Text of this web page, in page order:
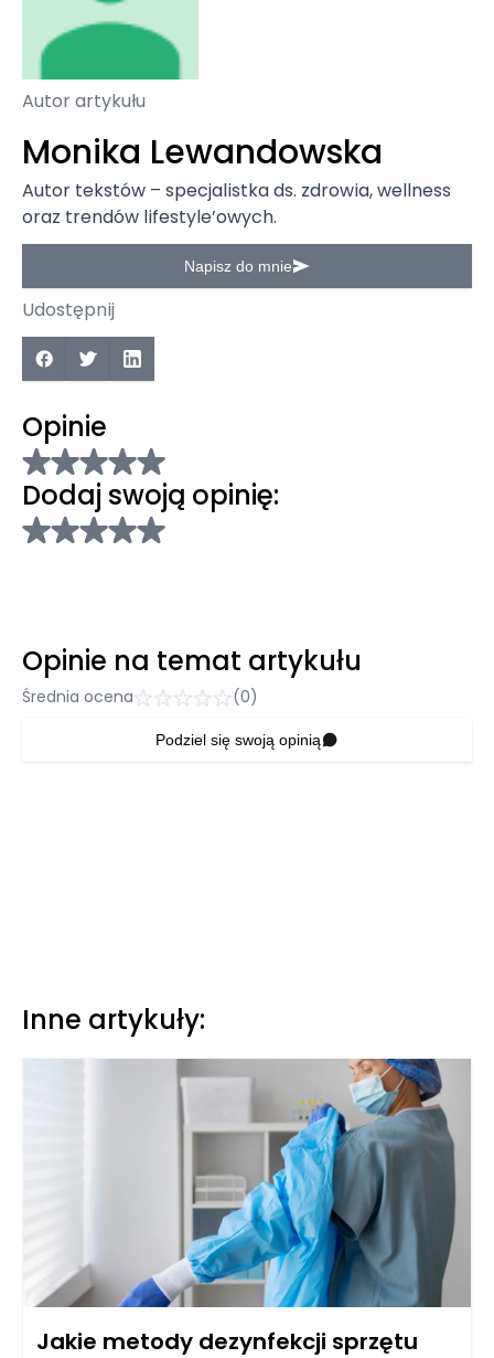
Autor artykułu
Monika Lewandowska
Autor tekstów – specjalistka ds. zdrowia, wellness
oraz trendów lifestyle’owych.
Napisz do mnie
Udostępnij
Opinie
Dodaj swoją opinię:
Opinie na temat artykułu
Średnia ocena (0)
Podziel się swoją opinią
Inne artykuły:
Jakie metody dezynfekcji sprzętu